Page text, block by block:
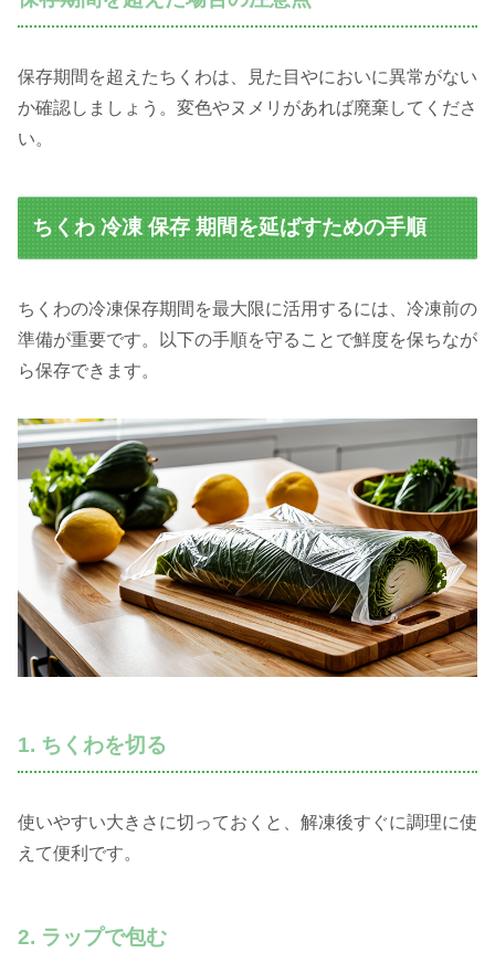
保存期間を超えたちくわは、見た目やにおいに異常がない
か確認しましょう。変色やヌメリがあれば廃棄してくださ
い。
ちくわ 冷凍 保存 期間を延ばすための手順
ちくわの冷凍保存期間を最大限に活用するには、冷凍前の
準備が重要です。以下の手順を守ることで鮮度を保ちなが
ら保存できます。
1. ちくわを切る
使いやすい大きさに切っておくと、解凍後すぐに調理に使
えて便利です。
2. ラップで包む